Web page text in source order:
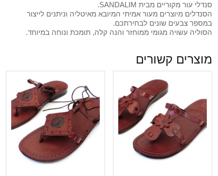
סנדלי עור מקוריים מבית SANDALIM.
הסנדלים מיוצרים מעור אמיתי המיובא מאיטליה וניתנים לייצור
במספר צבעים שונים לבחירתכם.
הסוליה עשויה מגומי ממוחזר והנה קלה, תומכת ונוחה במיוחד.
מוצרים קשורים